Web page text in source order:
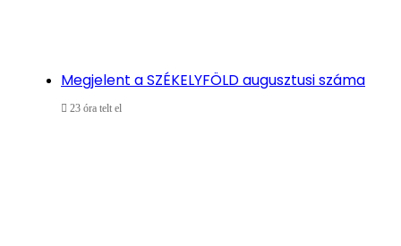
Megjelent a SZÉKELYFÖLD augusztusi száma
23 óra telt el